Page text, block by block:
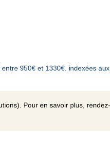
950€ et 1330€. indexées
Pour en savoir plus,